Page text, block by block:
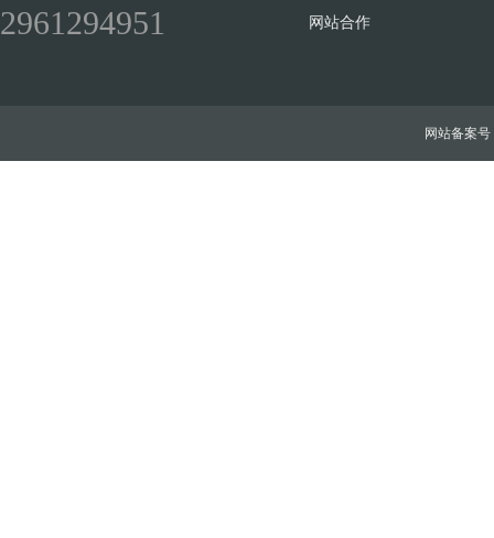
2961294951
网站合作
网站备案号